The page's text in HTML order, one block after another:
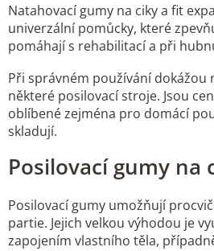
Natahovací gumy na ciky a fit
univerzální pomůcky, které
pomáhají s rehabilitací a při
Při správném používání dokážou
některé posilovací stroje. Jsou
oblíbené zejména pro domácí
skladují.
Posilovací gumy na
Posilovací gumy umožňují
partie. Jejich velkou výhodou je
zapojením vlastního těla,